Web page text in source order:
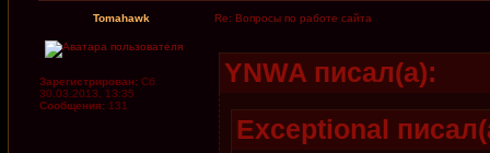
Tomahawk Re: Вопросы по работе сайта
Зарегистрирован: Сб
30.03.2013, 13:35
Сообщения: 131
YNWA писал(а):
Exceptional